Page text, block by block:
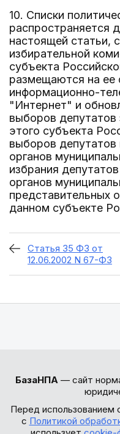
10. Списки
распространяется
настоящей статьи,
избирательной
субъекта
размещаются на ее
информационно-
"Интернет" и
выборов депутатов
этого субъекта
выборов депутатов
органов
избрания
органов
представительных
данном субъекте
Статья 35 ФЗ от
12.06.2002 N 67-ФЗ
БазаНПА — сайт
Перед использованием
с Политикой